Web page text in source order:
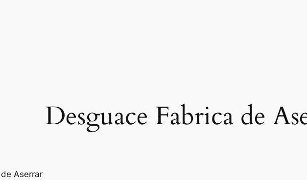
Desguace Fabrica de
Aserrar